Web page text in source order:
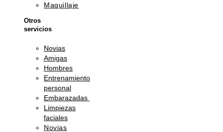
Maquillaje
Otros
servicios
Novias
Amigas
Hombres
Entrenamiento
personal
Embarazadas
Limpiezas
faciales
Novias